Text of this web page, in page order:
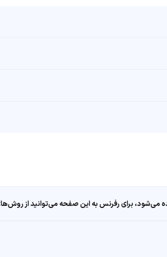
برای رفرنس به این صفحه می‌توانید از روش‌های